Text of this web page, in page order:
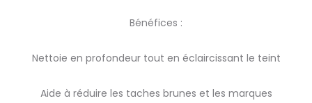
Bénéfices :
Nettoie en profondeur tout en éclaircissant le teint
Aide à réduire les taches brunes et les marques